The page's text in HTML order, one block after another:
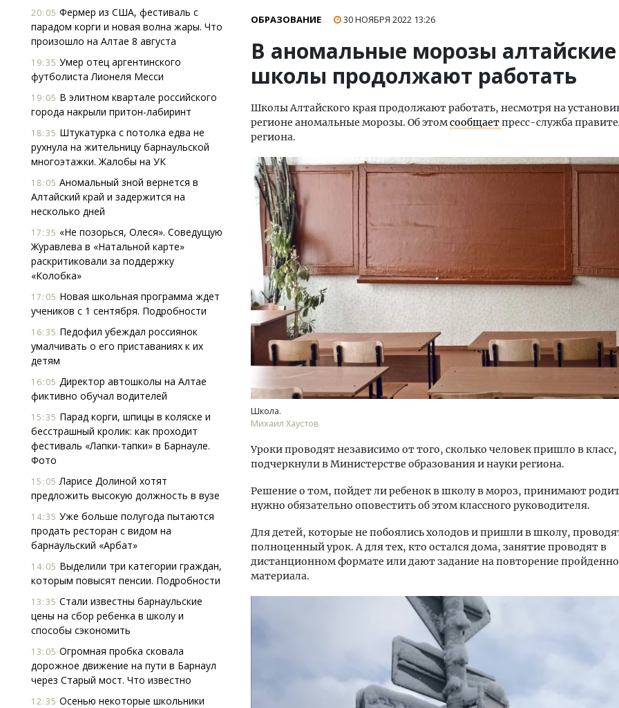
20:05 Фермер из США, фестиваль с
парадом корги и новая волна жары. Что
произошло на Алтае 8 августа
19:35 Умер отец аргентинского
футболиста Лионеля Месси
19:05 В элитном квартале российского
города накрыли притон-лабиринт
18:35 Штукатурка с потолка едва не
рухнула на жительницу барнаульской
многоэтажки. Жалобы на УК
18:05 Аномальный зной вернется в
Алтайский край и задержится на
несколько дней
17:35 «Не позорься, Олеся». Соведущую
Журавлева в «Натальной карте»
раскритиковали за поддержку
«Колобка»
17:05 Новая школьная программа ждет
учеников с 1 сентября. Подробности
16:35 Педофил убеждал россиянок
умалчивать о его приставаниях к их
детям
16:05 Директор автошколы на Алтае
фиктивно обучал водителей
15:35 Парад корги, шпицы в коляске и
бесстрашный кролик: как проходит
фестиваль «Лапки-тапки» в Барнауле.
Фото
15:05 Ларисе Долиной хотят
предложить высокую должность в вузе
14:35 Уже больше полугода пытаются
продать ресторан с видом на
барнаульский «Арбат»
14:05 Выделили три категории граждан,
которым повысят пенсии. Подробности
13:35 Стали известны барнаульские
цены на сбор ребенка в школу и
способы сэкономить
13:05 Огромная пробка сковала
дорожное движение на пути в Барнаул
через Старый мост. Что известно
12:35 Осенью некоторые школьники
ОБРАЗОВАНИЕ 30 НОЯБРЯ 2022 13:26
В аномальные морозы алтайские
школы продолжают работать
Школы Алтайского края продолжают работать, несмотря на
регионе аномальные морозы. Об этомсообщаетпресс-служба
региона.
Школа.
Михаил Хаустов
Уроки проводят независимо от того, сколько человек пришло в класс,
подчеркнули в Министерстве образования и науки региона.
Решение о том, пойдет ли ребенок в школу в мороз, принимают
нужно обязательно оповестить об этом классного руководителя.
Для детей, которые не побоялись холодов и пришли в школу,
полноценный урок. А для тех, кто остался дома, занятие проводят в
дистанционном формате или дают задание на повторение
материала.
земли. Мощение крупноформатными
плитами становится новым
стандартом благоустройства
СТРОИТЕЛЬСТВО
Ищем новые берега. Гендиректор
«Жилищной инициативы» Юрий
Гатилов — о том, как девелоперу
штормит
Смелость архитектурных
Генеральный директор
ЗИАС — об эстетике